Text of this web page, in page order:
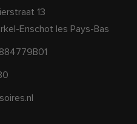
13
Enschot les Pays-Bas